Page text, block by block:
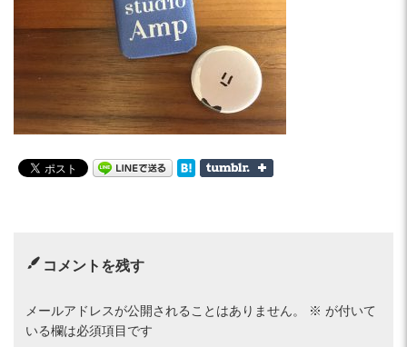
コメントを残す
メールアドレスが公開されることはありません。 ※ が付いて
いる欄は必須項目です